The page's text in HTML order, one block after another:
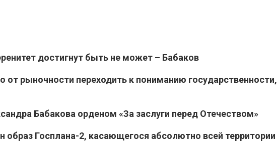
достигнут быть не может – Бабаков
рыночности переходить к пониманию государственности,
Бабакова орденом «За заслуги перед Отечеством»
образ Госплана-2, касающегося абсолютно всей территории